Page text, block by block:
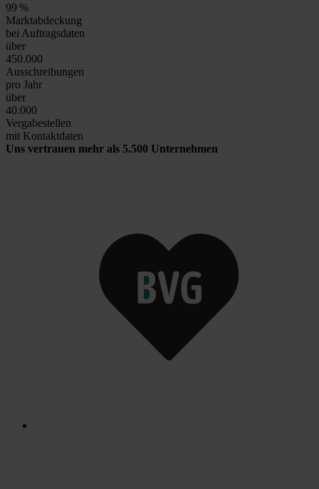
99 %
Marktabdeckung
bei Auftragsdaten
über
450.000
Ausschreibungen
pro Jahr
über
40.000
Vergabestellen
mit Kontaktdaten
Uns vertrauen mehr als 5.500 Unternehmen